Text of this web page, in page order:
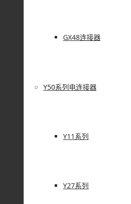
GX48连接器
Y50系列电连接器
Y11系列
Y27系列